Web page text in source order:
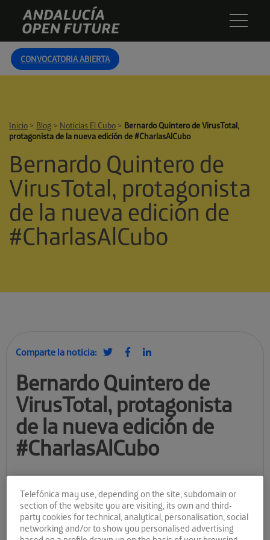
content
Andalucía
Open
Future
CONVOCATORIA ABIERTA
Inicio > Blog > Noticias El Cubo > Bernardo Quintero de VirusTotal,
protagonista de la nueva edición de #CharlasAlCubo
Bernardo Quintero de
VirusTotal, protagonista
de la nueva edición de
#CharlasAlCubo
Comparte la noticia:
Bernardo Quintero de
VirusTotal, protagonista
de la nueva edición de
#CharlasAlCubo
Bernardo Quintero en #CharlasAlCubo
El próximo6 de mayo, a las 18:00, vuelve#CharlasAlCubocon
un invitado de excepción:Bernardo Quintero, fundador de
VirusTotal.
Telefónica may use, depending on the site, subdomain or
section of the website you are visiting, its own and third-
party cookies for technical, analytical, personalisation, social
networking and/or to show you personalised advertising